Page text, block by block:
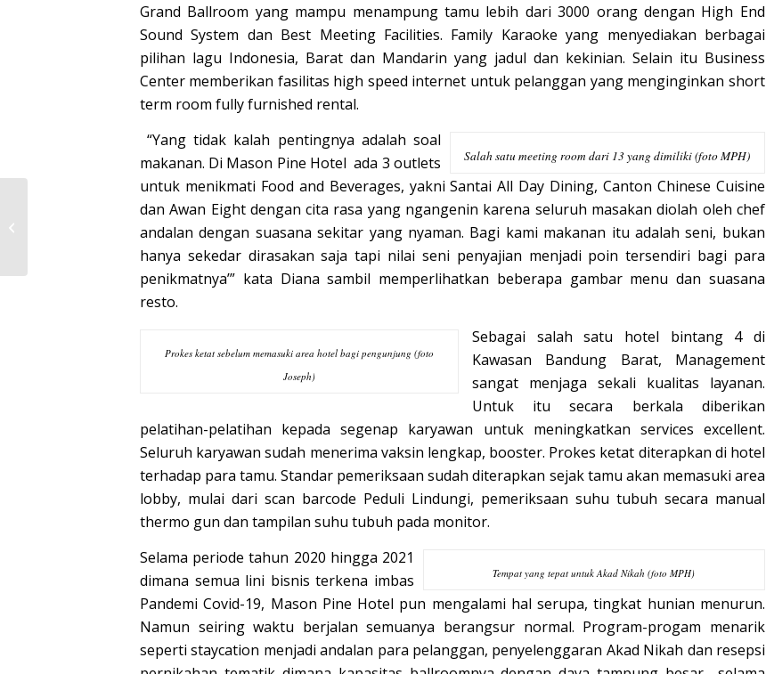
Grand Ballroom yang mampu menampung tamu lebih dari 3000 orang dengan High End
Sound System dan Best Meeting Facilities. Family Karaoke yang menyediakan berbagai
pilihan lagu Indonesia, Barat dan Mandarin yang jadul dan kekinian. Selain itu Business
Center memberikan fasilitas high speed internet untuk pelanggan yang menginginkan short
term room fully furnished rental.
Salah satu meeting room dari 13 yang dimiliki (foto MPH)
“Yang tidak kalah pentingnya adalah soal
makanan. Di Mason Pine Hotel ada 3 outlets
untuk menikmati Food and Beverages, yakni Santai All Day Dining, Canton Chinese Cuisine
dan Awan Eight dengan cita rasa yang ngangenin karena seluruh masakan diolah oleh chef
andalan dengan suasana sekitar yang nyaman. Bagi kami makanan itu adalah seni, bukan
hanya sekedar dirasakan saja tapi nilai seni penyajian menjadi poin tersendiri bagi para
penikmatnya’” kata Diana sambil memperlihatkan beberapa gambar menu dan suasana
resto.
Prokes ketat sebelum memasuki area hotel bagi pengunjung (foto
Joseph)
Sebagai salah satu hotel bintang 4 di
Kawasan Bandung Barat, Management
sangat menjaga sekali kualitas layanan.
Untuk itu secara berkala diberikan
pelatihan-pelatihan kepada segenap karyawan untuk meningkatkan services excellent.
Seluruh karyawan sudah menerima vaksin lengkap, booster. Prokes ketat diterapkan di hotel
terhadap para tamu. Standar pemeriksaan sudah diterapkan sejak tamu akan memasuki area
lobby, mulai dari scan barcode Peduli Lindungi, pemeriksaan suhu tubuh secara manual
thermo gun dan tampilan suhu tubuh pada monitor.
Tempat yang tepat untuk Akad Nikah (foto MPH)
Selama periode tahun 2020 hingga 2021
dimana semua lini bisnis terkena imbas
Pandemi Covid-19, Mason Pine Hotel pun mengalami hal serupa, tingkat hunian menurun.
Namun seiring waktu berjalan semuanya berangsur normal. Program-progam menarik
seperti staycation menjadi andalan para pelanggan, penyelenggaran Akad Nikah dan resepsi